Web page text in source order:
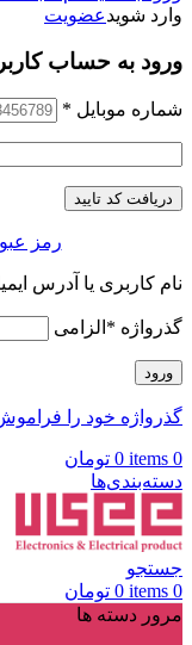
وارد شویدعضویت
ورود به حساب
شماره موبایل *
دریافت کد تایید
رمز
نام کاربری یا آدرس
گذرواژه * الزامی
ورود
گذرواژه خود را
0
items
0 تومان
دسته‌بندی‌ها
جستجو
0
items
0 تومان
مرور دسته ها